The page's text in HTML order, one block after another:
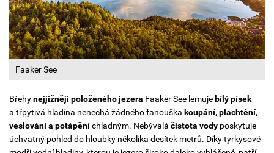
Faaker See
Břehynejjižněji položeného jezera Faaker See lemuje bílý písek
a třpytivá hladina nenechá žádného fanouška koupání, plachtění,
veslování a potápěníchladným. Nebývalá čistota vody poskytuje
úchvatný pohled do hloubky několika desítek metrů. Díky tyrkysové